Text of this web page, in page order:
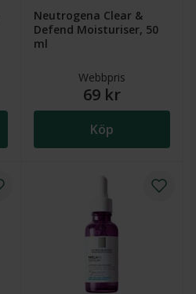
Neutrogena Clear &
Defend Moisturiser, 50
ml
Webbpris
69 kr
Köp